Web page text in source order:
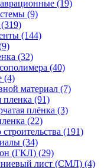
(19)
(9)
(144)
(32)
(40)
(4)
материал (7)
пленка (91)
плёнка (3)
(22)
(191)
(34)
(ГКЛ) (29)
лист (СМЛ) (4)